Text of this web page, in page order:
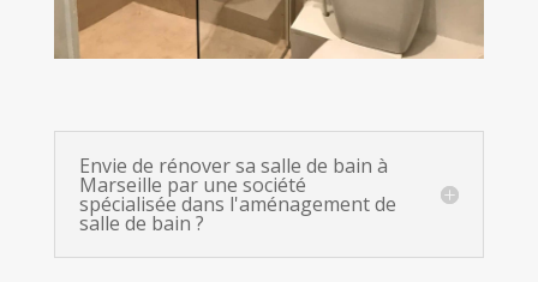
Envie de rénover sa salle de bain à
Marseille par une société
spécialisée dans l'aménagement de
salle de bain ?